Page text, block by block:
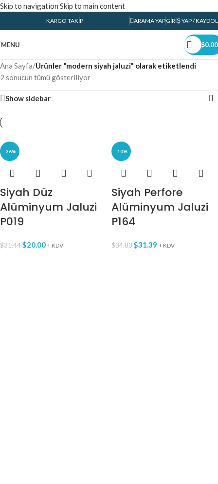
Skip to navigation Skip to main content
KARGO TAKIP ARAMA YAPGIRIŞ YAP / KAYDOL
MENU $0.00
Ana Sayfa/Ürünler “modern siyah jaluzi” olarak etiketlendi
2 sonucun tümü gösteriliyor
Show sidebar
-36%
Siyah Düz
Alüminyum Jaluzi
P019
$31.44$20.00 + KDV
-10%
Siyah Perfore
Alüminyum Jaluzi
P164
$34.83$31.39 + KDV